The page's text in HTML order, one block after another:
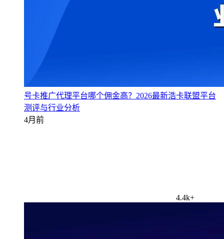
号卡推广代理平台哪个佣金高？2026最新浩卡联盟平台
测评与行业分析
4月前
4.4k+